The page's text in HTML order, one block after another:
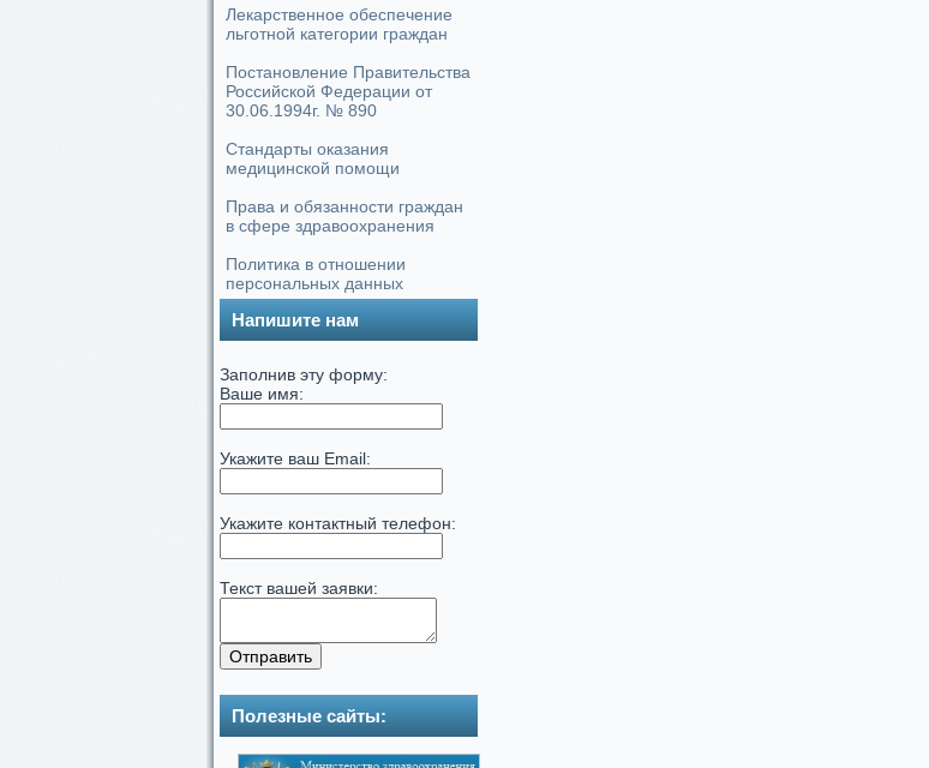
Лекарственное обеспечение
льготной категории граждан
Постановление Правительства
Российской Федерации от
30.06.1994г. № 890
Стандарты оказания
медицинской помощи
Права и обязанности граждан
в сфере здравоохранения
Политика в отношении
персональных данных
Напишите нам
Заполнив эту форму:
Ваше имя:
Укажите ваш Email:
Укажите контактный телефон:
Текст вашей заявки:
Полезные сайты: